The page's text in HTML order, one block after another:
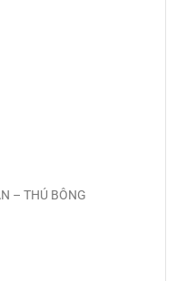
– THÚ BÔNG